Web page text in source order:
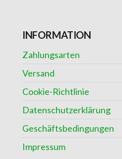
INFORMATION
Zahlungsarten
Versand
Cookie-Richtlinie
Datenschutzerklärung
Geschäftsbedingungen
Impressum